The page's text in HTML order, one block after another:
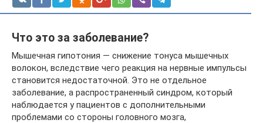
Что это за заболевание?
Мышечная гипотония — снижение тонуса мышечных
волокон, вследствие чего реакция на нервные импульсы
становится недостаточной. Это не отдельное
заболевание, а распространенный синдром, который
наблюдается у пациентов с дополнительными
проблемами со стороны головного мозга,